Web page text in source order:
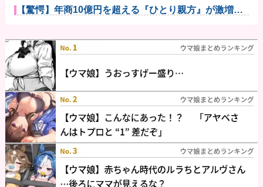
【驚愕】年商10億円を超える『ひとり親方』が激増